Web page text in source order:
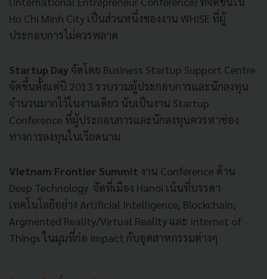
Ho Chi Minh City เป็นส่วนหนึ่งของงาน WHISE ที่ผู้
ประกอบการไม่ควรพลาด
Startup Day จัดโดย Business Startup Support Centre
จัดขึ้นตั้งแต่ปี 2013 รวบรวมผู้ประกอบการและนักลงทุน
จำนวนมากไว้ในงานเดียว นับเป็นงาน Startup
Conference ที่ผู้ประกอบการและนักลงทุนควรหาช่อง
ทางการลงทุนในเวียดนาม
Vietnam Frontier Summit งาน Conference ด้าน
Deep Technology จัดที่เมือง Hanoi เน้นที่บรรดา
เทคโนโลยีอย่าง Artificial Intelligence, Blockchain,
Argmented Reality/Virtual Reality และ Internet of
Things ในมุมที่ก่อ Impact กับอุตสาหกรรมต่างๆ